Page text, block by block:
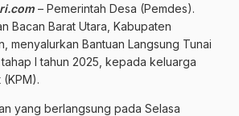
– Pemerintah Desa (Pemdes).
Bacan Barat Utara, Kabupaten
menyalurkan Bantuan Langsung Tunai
tahap I tahun 2025, kepada keluarga
yang berlangsung pada Selasa